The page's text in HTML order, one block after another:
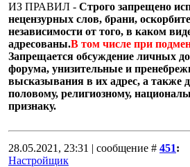
ИЗ ПРАВИЛ - Строго запрещено
нецензурных слов, брани,
независимости от того, в каком
адресованы.В том числе при
Запрещается обсуждение личных
форума, унизительные и
высказывания в их адрес, а также
половому, религиозному,
признаку.
28.05.2021, 23:31 | сообщение # 451:
Настройщик